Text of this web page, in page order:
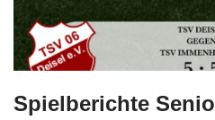
Spielberichte